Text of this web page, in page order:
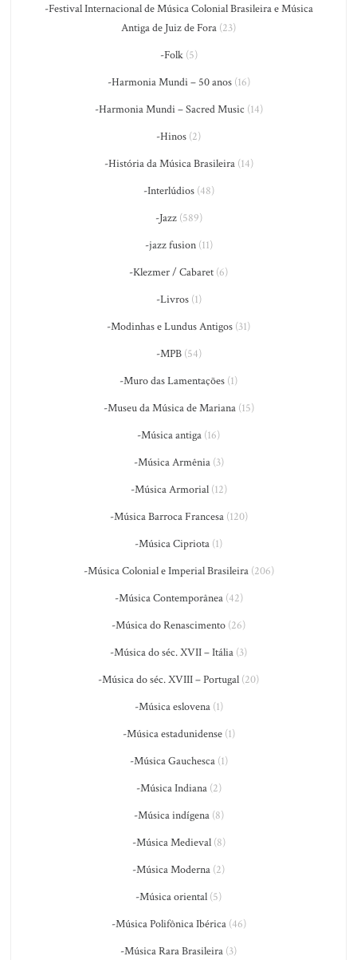
-Festival Internacional de Música Colonial Brasileira e Música
Antiga de Juiz de Fora (23)
-Folk(5)
-Harmonia Mundi – 50 anos(16)
-Harmonia Mundi – Sacred Music (14)
-Hinos (2)
-História da Música Brasileira(14)
-Interlúdios(48)
-Jazz(589)
-jazz fusion(11)
-Klezmer / Cabaret (6)
-Livros(1)
-Modinhas e Lundus Antigos (31)
-MPB(54)
-Muro das Lamentações (1)
-Museu da Música de Mariana(15)
-Música antiga (16)
-Música Armênia(3)
-Música Armorial(12)
-Música Barroca Francesa(120)
-Música Cipriota (1)
-Música Colonial e Imperial Brasileira(206)
-Música Contemporânea(42)
-Música do Renascimento (26)
-Música do séc. XVII – Itália (3)
-Música do séc. XVIII – Portugal (20)
-Música eslovena(1)
-Música estadunidense(1)
-Música Gauchesca(1)
-Música Indiana(2)
-Música indígena(8)
-Música Medieval(8)
-Música Moderna (2)
-Música oriental (5)
-Música Polifônica Ibérica(46)
-Música Rara Brasileira (3)